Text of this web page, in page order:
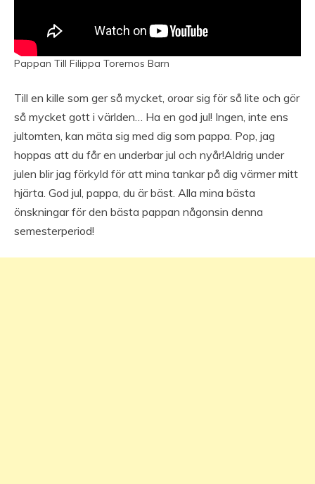
Pappan Till Filippa Toremos Barn
Till en kille som ger så mycket, oroar sig för så lite och gör
så mycket gott i världen… Ha en god jul! Ingen, inte ens
jultomten, kan mäta sig med dig som pappa. Pop, jag
hoppas att du får en underbar jul och nyår!Aldrig under
julen blir jag förkyld för att mina tankar på dig värmer mitt
hjärta. God jul, pappa, du är bäst. Alla mina bästa
önskningar för den bästa pappan någonsin denna
semesterperiod!